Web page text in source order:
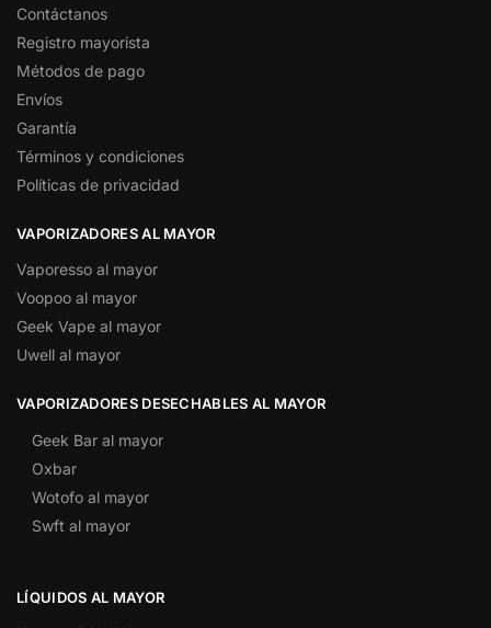
Contáctanos
Registro mayorista
Métodos de pago
Envíos
Garantía
Términos y condiciones
Políticas de privacidad
VAPORIZADORES AL MAYOR
Vaporesso al mayor
Voopoo al mayor
Geek Vape al mayor
Uwell al mayor
VAPORIZADORES DESECHABLES AL MAYOR
Geek Bar al mayor
Oxbar
Wotofo al mayor
Swft al mayor
LÍQUIDOS AL MAYOR